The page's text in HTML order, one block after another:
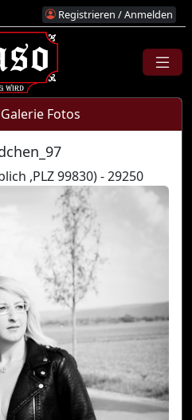
Registrieren / Anmelden
Fotos
,PLZ 99830) - 29250